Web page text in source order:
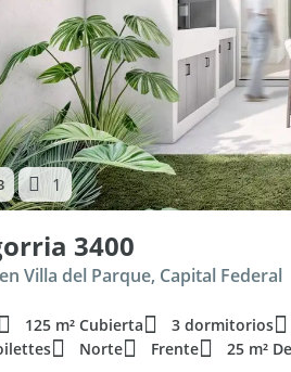
1
3400
Villa del Parque, Capital Federal
125 m² Cubierta 3 dormitorios
Norte Frente 25 m²